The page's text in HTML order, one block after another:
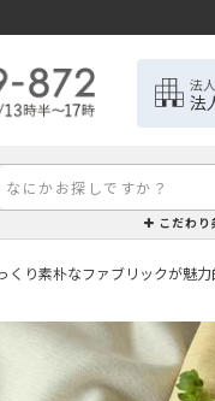
法
法
こだわり
くり素朴なファブリックが魅